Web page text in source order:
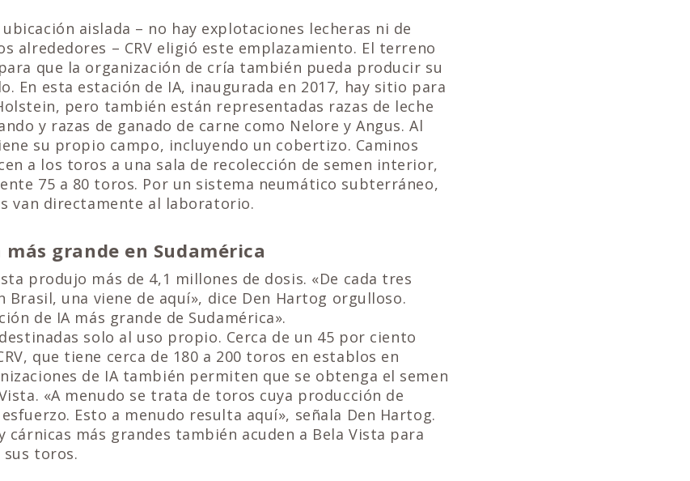
aislada – no hay explotaciones lecheras ni de
alrededores – CRV eligió este emplazamiento. El terreno
que la organización de cría también pueda producir su
En esta estación de IA, inaugurada en 2017, hay sitio para
pero también están representadas razas de leche
y razas de ganado de carne como Nelore y Angus. Al
su propio campo, incluyendo un cobertizo. Caminos
a los toros a una sala de recolección de semen interior,
75 a 80 toros. Por un sistema neumático subterráneo,
van directamente al laboratorio.
grande en Sudamérica
produjo más de 4,1 millones de dosis. «De cada tres
Brasil, una viene de aquí», dice Den Hartog orgulloso.
de IA más grande de Sudamérica».
solo al uso propio. Cerca de un 45 por ciento
que tiene cerca de 180 a 200 toros en establos en
de IA también permiten que se obtenga el semen
«A menudo se trata de toros cuya producción de
Esto a menudo resulta aquí», señala Den Hartog.
cárnicas más grandes también acuden a Bela Vista para
sus toros.